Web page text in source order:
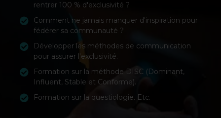
rentrer 100 % d'exclusivité ?
Comment ne jamais manquer d'inspiration pour
fédérer sa communauté ?
Développer les méthodes de communication
pour assurer l'exclusivité.
Formation sur la méthode DISC (Dominant,
Influent, Stable et Conforme).
Formation sur la questiologie. Etc.